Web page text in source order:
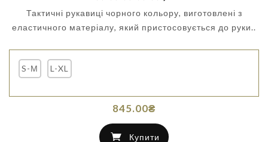
Тактичні рукавиці чорного кольору, виготовлені з
еластичного матеріалу, який пристосовується до руки..
S-М L-XL
845.00₴
Купити